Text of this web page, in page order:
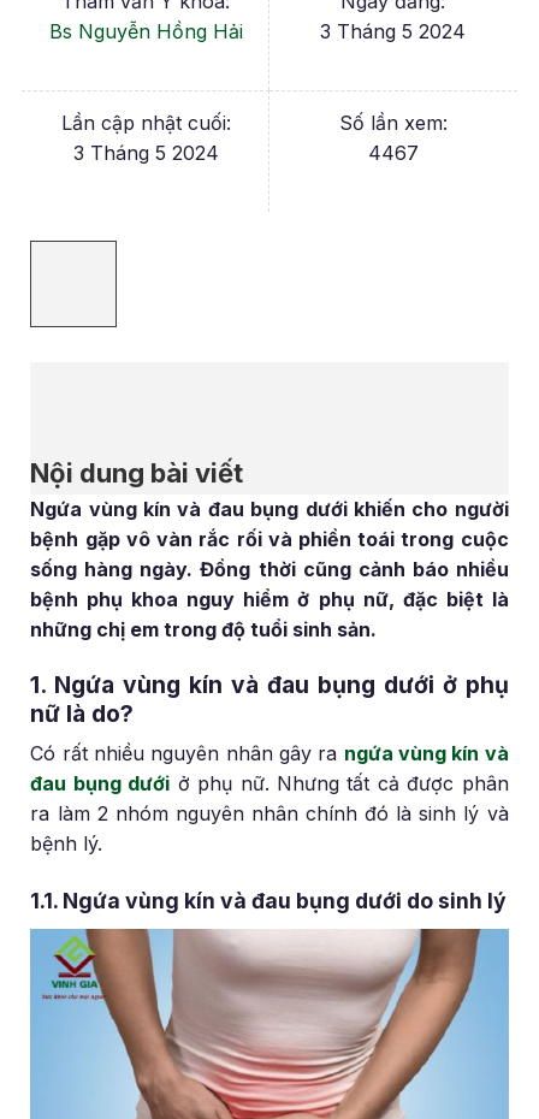
Bs Nguyễn Hồng Hải
3 Tháng 5 2024
Lần cập nhật cuối:
3 Tháng 5 2024
Số lần xem:
4467
Nội dung bài viết
Ngứa vùng kín và đau bụng dưới khiến cho người
bệnh gặp vô vàn rắc rối và phiền toái trong cuộc
sống hàng ngày. Đồng thời cũng cảnh báo nhiều
bệnh phụ khoa nguy hiểm ở phụ nữ, đặc biệt là
những chị em trong độ tuổi sinh sản.
1. Ngứa vùng kín và đau bụng dưới ở phụ
nữ là do?
Có rất nhiều nguyên nhân gây ra ngứa vùng kín và
đau bụng dưới ở phụ nữ. Nhưng tất cả được phân
ra làm 2 nhóm nguyên nhân chính đó là sinh lý và
bệnh lý.
1.1. Ngứa vùng kín và đau bụng dưới do sinh lý